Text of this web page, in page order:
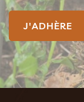
J'ADHÈRE